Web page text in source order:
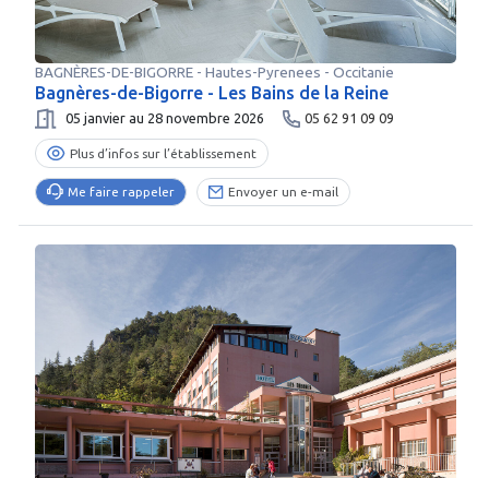
BAGNÈRES-DE-BIGORRE- Hautes-Pyrenees - Occitanie
Bagnères-de-Bigorre - Les Bains de la Reine
05 janvier au 28 novembre 2026 05 62 91 09 09
Plus d’infos sur l’établissement
Me faire rappeler Envoyer un e-mail